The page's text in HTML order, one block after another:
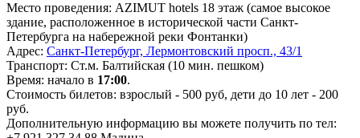
Место проведения: AZIMUT hotels 18 этаж (самое высокое
здание, расположенное в исторической части Санкт-
Петербурга на набережной реки Фонтанки)
Адрес: Санкт-Петербург, Лермонтовский просп., 43/1
Транспорт: Ст.м. Балтийская (10 мин. пешком)
Время: начало в 17:00.
Стоимость билетов: взрослый - 500 руб, дети до 10 лет - 200
руб.
Дополнительную информацию вы можете получить по тел: